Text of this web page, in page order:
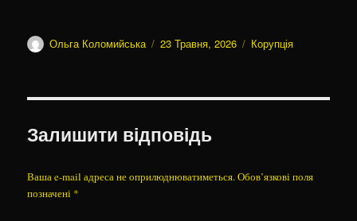
Автор
Ольга Коломийська Оприлюднено
23 Травня, 2026 Категорії
Корупція
Залишити відповідь
Ваша e-mail адреса не оприлюднюватиметься.Обов’язкові поля
позначені *